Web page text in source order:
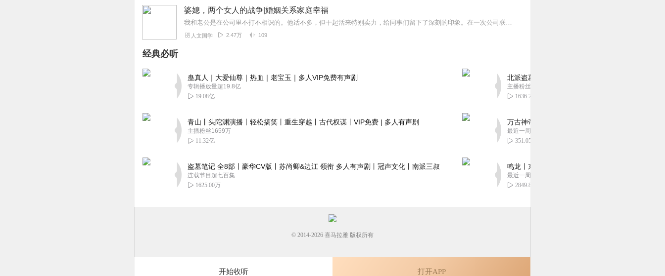
莫文是IT精英，工作上勤勤恳恳、矜矜业业，不断发明创作。爱情上却不顺心，与聂小纯时有争吵。聂小纯是极品级花，美艳
动人，大小姐性格，什么都不服输，为了一套房产及房产署名，和莫文、婆婆吵得不可开交，后又来了个丈母娘，就是这样，
四个人演绎了一场啼笑皆非的爆笑家庭伦理故事。
孙文涛是导演，很早丧妻，对事业提不起精神，一心想念自己的前妻。宁淑娴是硕士生，新晋导演，一心想拍出一部出于自己
的优秀电影，对孙文涛倾心已久。她一心想嫁给孙文涛，却遭到他三个女儿的坚决反对，就是这样，五个人演绎了一场啼笑皆
非的夺人旅程。
真爱保卫战：下一次十年
矣，拒她千里之外，让她非常难受，就是这样，三个人演绎了一场阳差阳错的爱情。
很贴近现实的剧情真不错～百变树梢➕搞怪益达组合简直太爱了！闭眼订阅没错的！
回复 2023-04-13
CV晴天儿
被封面吸引进来的，顺便提前“了解敌情”哈哈哈哈
优优爱美丽
旁白小姐姐亲切自然，喜马这种风格的旁白不多。男播女播狗粮也撒得恰到好处，让人轻松的一本剧，入坑听起来
婆媳，两个女人的战争|婚姻关系家庭幸福
我和老公是在公司里不打不相识的。他话不多，但干起活来特别卖力，给同事们留下了深刻的印象。在一次公司联谊活动中，大家开玩笑地撮合我们，没想到他羞红了脸，而我们...
人文国学 2.47万 109
经典必听
蛊真人｜大爱仙尊｜热血｜老宝玉｜多人VIP免费有声剧
专辑播放量超19.8亿
19.08亿
青山丨头陀渊演播丨轻松搞笑丨重生穿越丨古代权谋丨VIP免费 | 多人有声剧
主播粉丝1659万
11.32亿
盗墓笔记 全8部丨豪华CV版丨苏尚卿&边江 领衔 多人有声剧丨冠声文化丨南派三叔
连载节目超七百集
1625.00万
北派盗墓笔记丨头陀渊出品丨悬疑灵异丨摸金校尉
主播粉丝1659万
1636.29万
万古神帝丨玄幻丨热血丨紫襟团队演播丨多人有声
最近一周更新
351.05万
鸣龙丨东方玄幻丨紫襟团队丨轻松搞笑丨多人有声
最近一周更新
2849.88万
开始收听 打开APP
© 2014-2026 喜马拉雅 版权所有